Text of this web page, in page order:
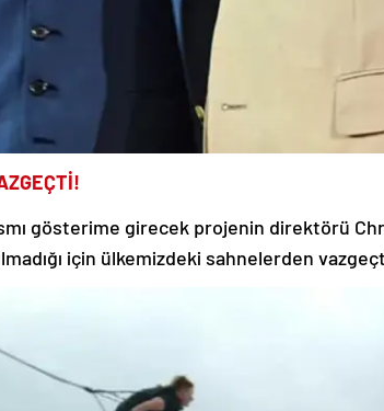
gösterime girecek projenin direktörü
için ülkemizdeki sahnelerden